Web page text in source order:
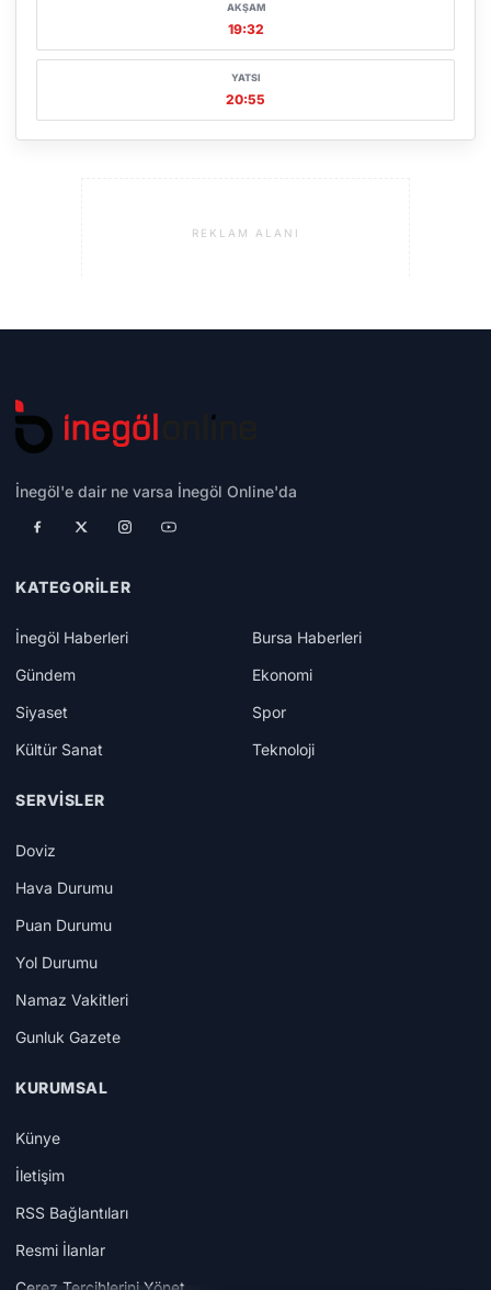
AKŞAM
19:32
YATSI
20:55
REKLAM ALANI
İnegöl'e dair ne varsa İnegöl Online'da
KATEGORILER
İnegöl Haberleri
Bursa Haberleri
Gündem
Ekonomi
Siyaset
Spor
Kültür Sanat
Teknoloji
SERVISLER
Doviz
Hava Durumu
Puan Durumu
Yol Durumu
Namaz Vakitleri
Gunluk Gazete
KURUMSAL
Künye
İletişim
RSS Bağlantıları
Resmi İlanlar